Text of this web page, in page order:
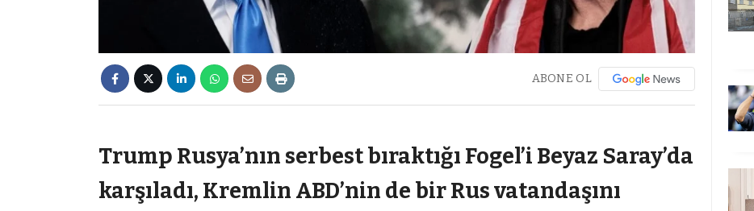
ABONE OL
Trump Rusya’nın serbest bıraktığı Fogel’i Beyaz Saray’da
karşıladı, Kremlin ABD’nin de bir Rus vatandaşını